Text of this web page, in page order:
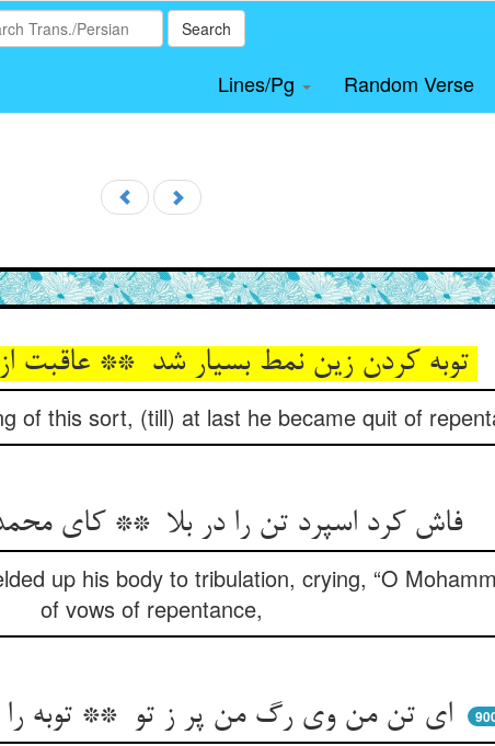
Search
Lines/Pg Random Verse
توبه کردن زین نمط بسیار شد ** عاقبت از توبه او بیزار شد
of this sort, (till) at last he became quit of
فاش کرد اسپرد تن را در بلا ** کای محمد ای عدو توبه‌ها
up his body to tribulation, crying, “O
of vows of repentance,